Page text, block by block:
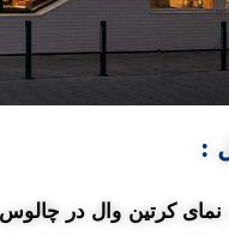
:
کرتین وال در